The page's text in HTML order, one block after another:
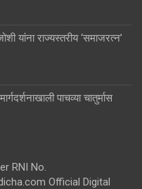
यांना राज्यस्तरीय ‘समाजरत्न’
पाचव्या चातुर्मास
RNI No.
Official Digital